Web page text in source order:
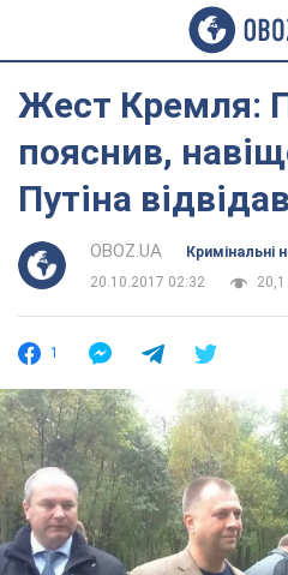
Жест Кремля:
пояснив,
Путіна
OBOZ.UA
Кримінальні
20.10.2017 02:32
20,1
1